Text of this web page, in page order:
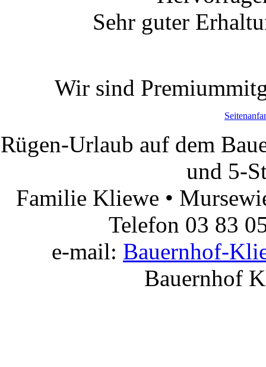
Sehr guter
Wir sind
Rügen-Urlaub auf dem
und 5-
Familie Kliewe •
Telefon 03 83
e-mail: Bauernhof-
Bauernhof